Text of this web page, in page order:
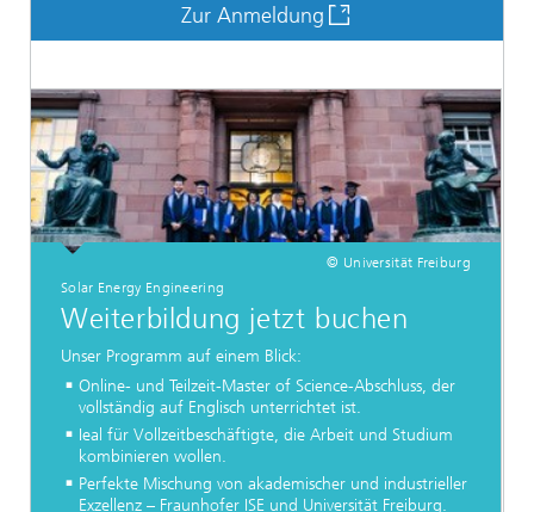
Zur Anmeldung
© Universität Freiburg
Solar Energy Engineering
Weiterbildung jetzt buchen
Unser Programm auf einem Blick:
Online- und Teilzeit-Master of Science-Abschluss, der
vollständig auf Englisch unterrichtet ist.
Ieal für Vollzeitbeschäftigte, die Arbeit und Studium
kombinieren wollen.
Perfekte Mischung von akademischer und industrieller
Exzellenz – Fraunhofer ISE und Universität Freiburg.